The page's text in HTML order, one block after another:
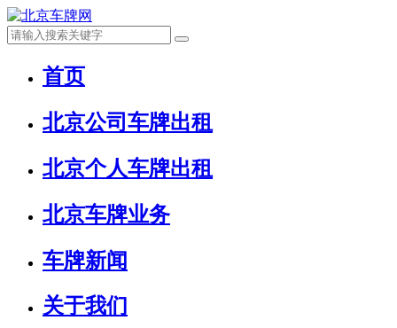
首页
北京公司车牌出租
北京个人车牌出租
北京车牌业务
车牌新闻
关于我们